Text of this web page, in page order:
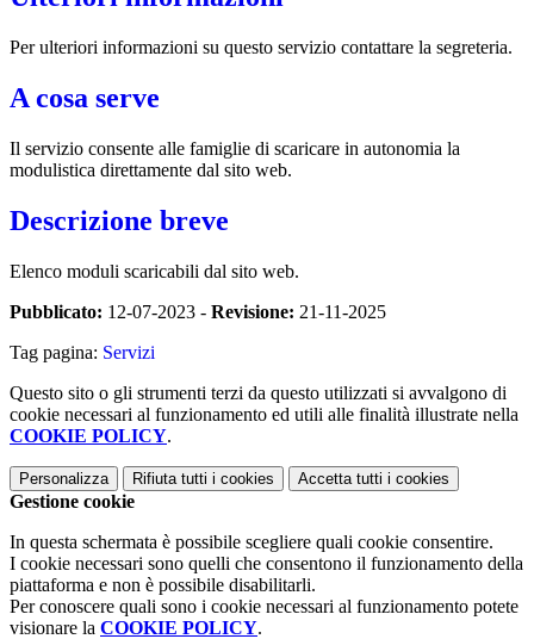
Per ulteriori informazioni su questo servizio contattare la segreteria.
A cosa serve
Il servizio consente alle famiglie di scaricare in autonomia la
modulistica direttamente dal sito web.
Descrizione breve
Elenco moduli scaricabili dal sito web.
Pubblicato: 12-07-2023 - Revisione: 21-11-2025
Tag pagina: Servizi
Questo sito o gli strumenti terzi da questo utilizzati si avvalgono di
cookie necessari al funzionamento ed utili alle finalità illustrate nella
COOKIE POLICY.
Personalizza Rifiuta tutti i cookies Accetta tutti i cookies
Gestione cookie
In questa schermata è possibile scegliere quali cookie consentire.
I cookie necessari sono quelli che consentono il funzionamento della
piattaforma e non è possibile disabilitarli.
Per conoscere quali sono i cookie necessari al funzionamento potete
visionare la COOKIE POLICY.